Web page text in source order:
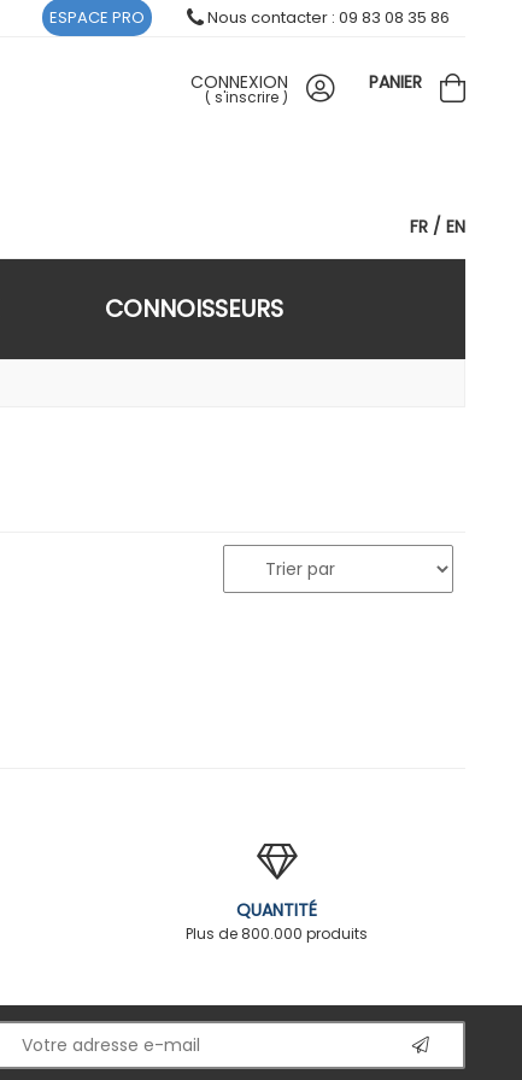
FR EN
CONNEXION
( s'inscrire )
PANIER
CONNOISSEURS
ESPACE PRO Nous contacter : 09 83 08 35 86
QUANTITÉ
Plus de 800.000 produits